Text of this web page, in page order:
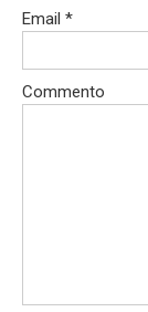
Email *
Commento